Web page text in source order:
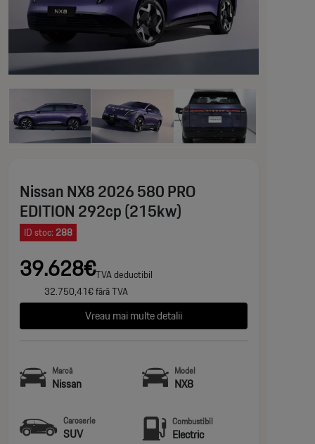
Nissan NX8 2026 580 PRO
EDITION 292cp (215kw)
ID stoc: 288
39.628€TVA deductibil
32.750,41€ fără TVA
Vreau mai multe detalii
Marcă
Nissan
Model
NX8
Caroserie
SUV
Combustibil
Electric